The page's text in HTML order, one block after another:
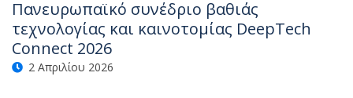
Πανευρωπαϊκό συνέδριο βαθιάς
τεχνολογίας και καινοτομίας DeepTech
Connect 2026
2 Απριλίου 2026